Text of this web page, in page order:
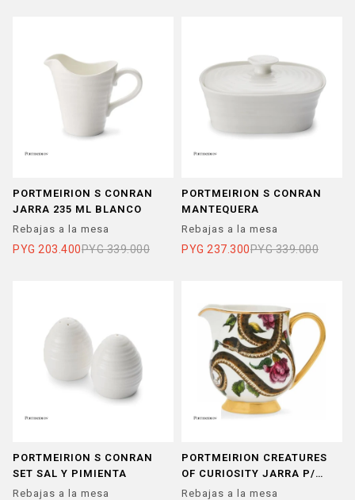
PORTMEIRION S CONRAN
JARRA 235 ML BLANCO
Rebajas a la mesa
PYG 203.400PYG 339.000
PORTMEIRION S CONRAN
MANTEQUERA
Rebajas a la mesa
PYG 237.300PYG 339.000
PORTMEIRION S CONRAN
SET SAL Y PIMIENTA
Rebajas a la mesa
PORTMEIRION CREATURES
OF CURIOSITY JARRA P/
CREMA
Rebajas a la mesa